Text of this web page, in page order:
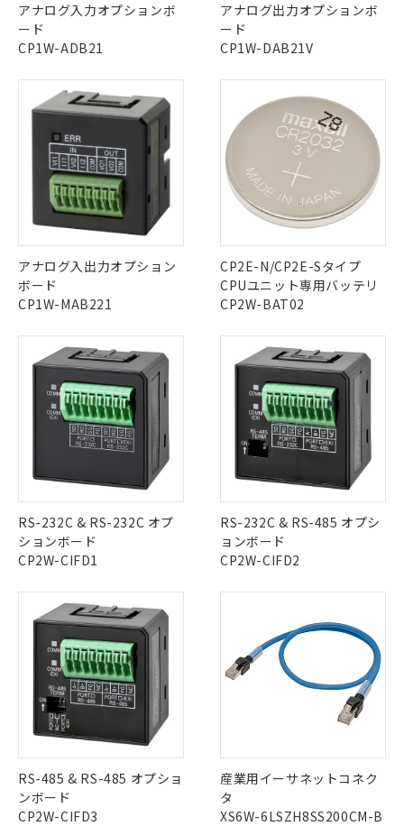
X O
"対応済み"や非含有の記載がされた商品であっても、流通
在庫等で未対応品が混在する可能性があります。
非含有品が必要な際は、弊社営業部門もしくは販売店へお
問い合わせください。
この製品のRoHS/REACH対応状況ページへ
その他の認証はこちらのページからご検索ください
アナログ入力オプションボ
ード
CP1W-ADB21
アナログ出力オプションボ
ード
CP1W-DAB21V
アナログ入出力オプション
ボード
CP1W-MAB221
CP2E-N/CP2E-Sタイプ
CPUユニット専用バッテリ
CP2W-BAT02
RS-232C & RS-232C オプ
ションボード
CP2W-CIFD1
RS-232C & RS-485 オプシ
ョンボード
CP2W-CIFD2
RS-485 & RS-485 オプショ
ンボード
CP2W-CIFD3
産業用イーサネットコネク
タ
XS6W-6LSZH8SS200CM-B
ご利用条件
以下の条件をお読みいただき、同意のうえ
ご利用ください。
本サービスは、当社制御機器事業取扱
商品の当社在庫状況および標準価格
(税抜)を提供させていただくもので
す。
当社制御機器事業取扱商品の中には、
本サービスの対象外となる商品もある
ことをご了承ください。
在庫状況および標準価格照会結果は、
記載している更新日時点での社内デー
タに基づき作成されるものであり、閲
覧された時点での実際の在庫および標
準価格とは異なる場合があることをご
了承ください。
正式な納期状況および標準価格はお客
様のお取引先、またはお客様担当のオ
ムロン制御機器販売店・当社販売員に
オムロン制御機器販売店や当社販売拠
ください。
在庫状況および標準価格結果を当社の
事前の承諾なく第三者に漏洩または開
示しないようお願いします。
マイパーツ機能（部品リスト作成サー
ビス）をご利用いただくには、I-Web
メンバーズにご登録されている必要が
あります。
お客様が当ウェブサイト上で当社にご
登録された部品リストについて、当社
および当社の共同利用者が、当社の製
品・サービスに関するお客様との取
引・商談に必要な範囲で利用すること
※1 対応状況
対応済み：EU RoHS指令（10物質）の
非含有に対応した製品が提供可能な商品で
す。
対応予定：EU RoHS指令（10物質）の非含
有に対応した製品に切り替える予定のある
商品です。
対応予定なし：EU RoHS指令（10物質）の
非含有に非対応の商品で、対応品を出す予
定はありません。
調査・確認中：EU RoHS指令（10物質）の
非含有の対応状況を調査中または確認中の
商品です。
非該当品：ライセンス料など無形物で、有
害物質有無と関係のない商品です。
いたものが、含有品と判明した場合などや
むを得ず変更することがあります。
*EU RoHS指令（10物質）：
鉛(Pb) 1000ppm以下、 水銀(Hg) 1000ppm以下、 カド
ミウム(Cd) 100ppm以下、
六価クロム(Cr(Ⅵ)) 1000ppm以下、ポリ臭化ビフェニル
類(PBB) 1000ppm以下、ポリ臭化ジフェニルエーテル類
(PBDE) 1000ppm以下、フタル酸ビス(2-エチルヘキシ
ル) (DEHP)(別名：DOP) 1000ppm以下、フタル酸ブチ
ルベンジル（BBP） 1000ppm以下、フタル酸ジブチル
(DIBP) 1000ppm以下
但し、RoHS指令で産業用監視および制御機器に対する
適用除外項目は除く。
フタル酸エステル類の４物質については閾値を超える意
※2 対応予定月
部品在庫の切り替え状況などにより、予定
月が前後することがあります。
※3 非含有証明書ダウンロード
下記の非含有証明書をダウンロードするこ
とができます。
※1 中国RoHS○×表
「○」：最大均質材料含有率が中国RoHSの
基準値以下であることを示します。
基準値を超えていることを示します。
「－」：未確認です。当社販売部門へお問
い合わせください。
*中国RoHS10物質の基準値 (GB/T26572)：
Pb(鉛) :1000ppm、 Hg(水銀) : 1000ppm、 Cd(カドミウ
ム) : 100ppm、
Cr(Ⅵ)(六価クロム) : 1000ppm、 PBBs(ポリ臭化ビフェ
ニル類) : 1000ppm、 PBDEs(ポリ臭化ジフェニルエーテ
ル類) : 1000ppm、
ル) : 1000ppm、
DEHP(フタル酸ビス(2-エチルヘキシル)) : 1000ppm
※2 環境保護使用期限
「ｅ」：有害物質（10物質）のすべてが基
準値以下であることを示します。
「10」：通常の使用状況下において有害物
質が外部に漏えいし、環境に深刻な影響を
及ぼさない年数を意味します。
「－」：未確認です。当社販売部門へお問
い合わせください。
当社は、これら貴社製品のうち、外国
為替および外国貿易法に定める商品
（以下｢規制貨物等」という）を輸出
または国外への提供する場合は、日本
国政府の輸出許可(または役務取引許
可)を取得するなどの必要な手続きを
とります。
当社は規制貨物を破棄する場合は、完
全に破砕するなど、違法に輸出されな
いよう必要な手段を講じます。
当社は貴社製品を、核兵器、ミサイ
ル、化学兵器、生物兵器またはその他
使用いたしません。
当社は、貴社製品を第三者に販売する
場合は、上記1、2および3の内容を当
該第三者に通知します。また当社は、
販売先および販売に係わる関係者が違
法に輸出するおそれがある場合は、取
り引きをいたしません。
キャンセル
記
号
説明
一定数以上の在庫あり
△ 一定数には満たないが在庫あり
－
在庫なし(最新の在庫状況につ
たはお客様担当のオムロン制御
機器販売店・当社販売員にご確
認ください)
空
白
受注生産機種、また在庫状況の
情報を公開していない機種